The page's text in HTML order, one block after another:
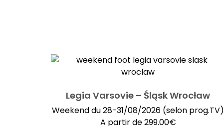
Legia Varsovie – Śląsk Wrocław
Weekend du 28-31/08/2026 (selon prog.TV)
A partir de299.00€